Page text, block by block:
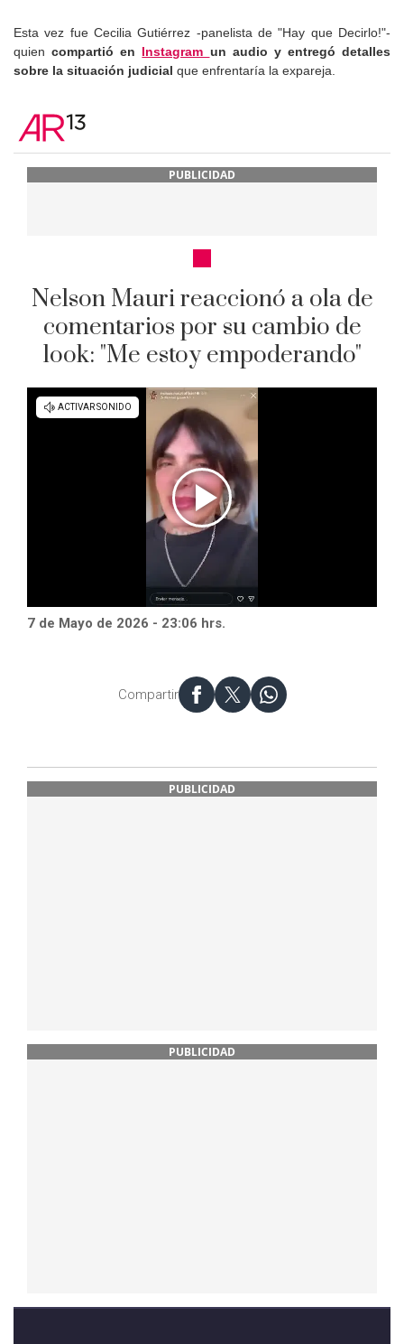
Esta vez fue Cecilia Gutiérrez -panelista de "Hay que Decirlo!"-
quiencompartió en Instagram un audio y entregó detalles
sobre la situación judicial que enfrentaría la expareja.
PUBLICIDAD
Nelson Mauri reaccionó a ola de
comentarios por su cambio de
look: "Me estoy empoderando"
7 de Mayo de 2026 - 23:06 hrs.
Compartir
PUBLICIDAD
PUBLICIDAD